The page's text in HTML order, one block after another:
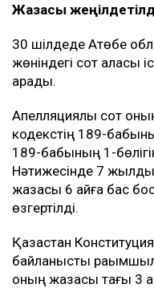
Жазасы
30 шілдеде Ақтөбе
жөніндегі сот алқасы
қарады.
Апелляциялық сот
кодекстің 189-
189-бабының 1-
Нәтижесінде 7
жазасы 6 айға бас
өзгертілді.
Қазақстан
байланысты
оның жазасы тағы 3